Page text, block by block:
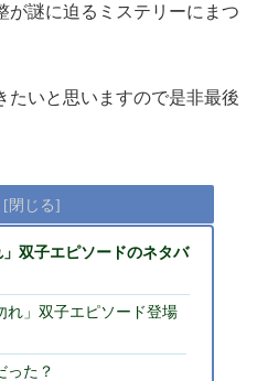
が謎に迫るミステリーにまつ
たいと思いますので是非最後
」双子エピソードのネタバ
れ」双子エピソード登場
った？